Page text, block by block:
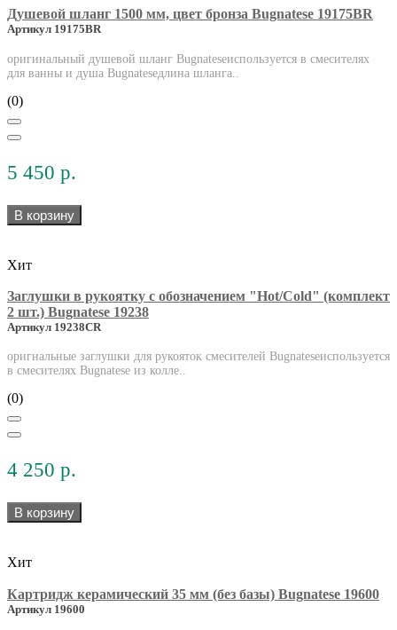
Душевой шланг 1500 мм, цвет бронза Bugnatese 19175BR
Артикул 19175BR
оригинальный душевой шланг Bugnateseиспользуется в смесителях
для ванны и душа Bugnateseдлина шланга..
(0)
5 450 р.
В корзину
Хит
Заглушки в рукоятку с обозначением "Hot/Cold" (комплект
2 шт.) Bugnatese 19238
Артикул 19238CR
оригнальные заглушки для рукояток смесителей Bugnateseиспользуется
в смесителях Bugnatese из колле..
(0)
4 250 р.
В корзину
Хит
Картридж керамический 35 мм (без базы) Bugnatese 19600
Артикул 19600